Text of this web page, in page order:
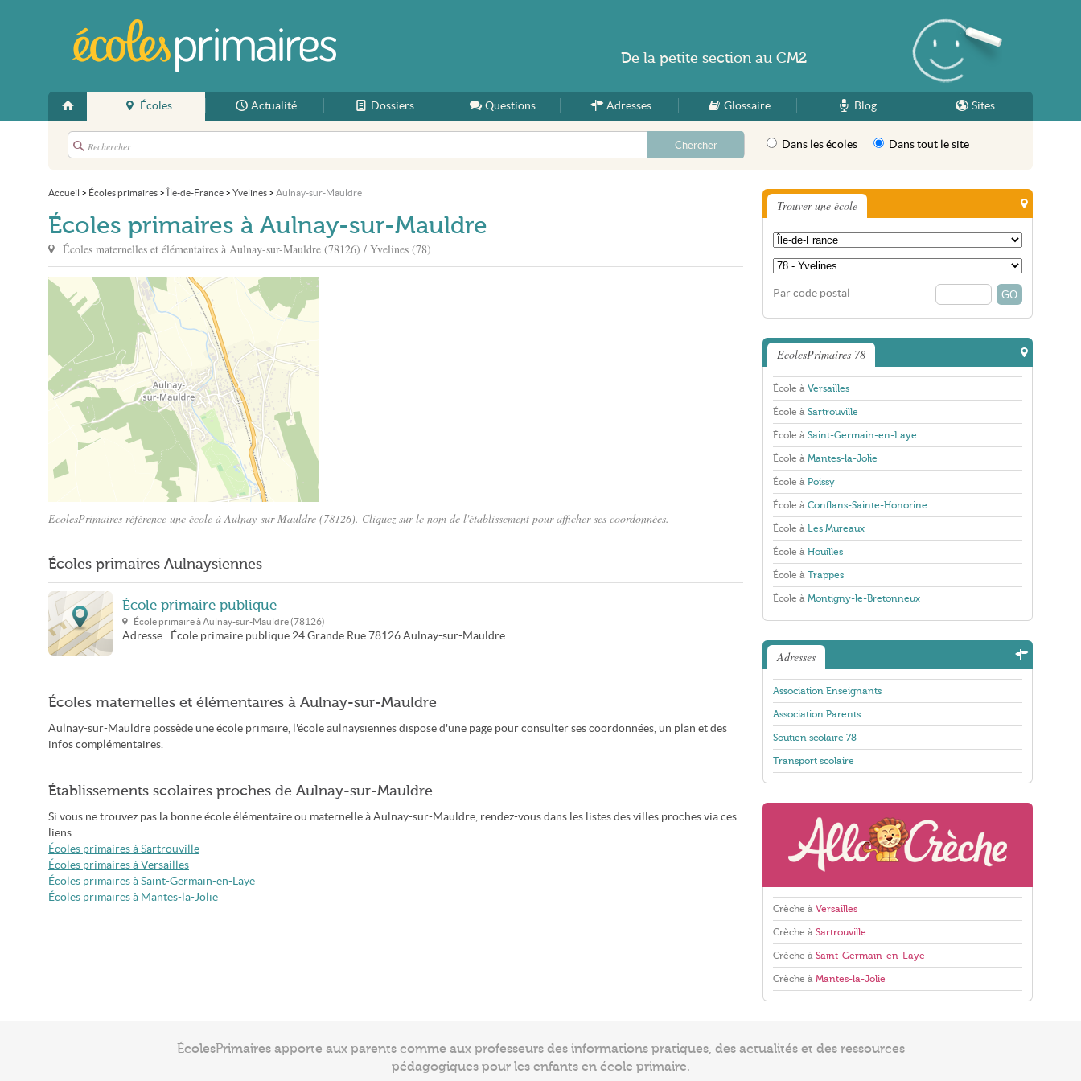
Accueil
Écoles Actualité Dossiers Questions Adresses Glossaire Blog Sites
Dans les écoles Dans tout le site
Accueil > Écoles primaires > Île-de-France > Yvelines > Aulnay-sur-Mauldre
Écoles primaires à Aulnay-sur-Mauldre
Écoles maternelles et élémentaires à Aulnay-sur-Mauldre (78126) / Yvelines (78)
EcolesPrimaires référence une école à Aulnay-sur-Mauldre (78126). Cliquez sur le nom de l'établissement pour afficher ses coordonnées.
Écoles primaires Aulnaysiennes
École primaire publique
École primaire àAulnay-sur-Mauldre (78126)
Adresse : École primaire publique 24 Grande Rue 78126 Aulnay-sur-Mauldre
Écoles maternelles et élémentaires à Aulnay-sur-Mauldre
Aulnay-sur-Mauldre possède une école primaire, l'école aulnaysiennes dispose d'une page pour consulter ses coordonnées, un plan et des
infos complémentaires.
Établissements scolaires proches de Aulnay-sur-Mauldre
Si vous ne trouvez pas la bonne école élémentaire ou maternelle à Aulnay-sur-Mauldre, rendez-vous dans les listes des villes proches via ces
liens :
Écoles primaires à Sartrouville
Écoles primaires à Versailles
Écoles primaires à Saint-Germain-en-Laye
Écoles primaires à Mantes-la-Jolie
Trouver une école
Par code postal
EcolesPrimaires 78
École à Versailles
École à Sartrouville
École à Saint-Germain-en-Laye
École à Mantes-la-Jolie
École à Poissy
École à Conflans-Sainte-Honorine
École à Les Mureaux
École à Houilles
École à Trappes
École à Montigny-le-Bretonneux
Adresses
Association Enseignants
Association Parents
Soutien scolaire 78
Transport scolaire
Crèche à Versailles
Crèche à Sartrouville
Crèche à Saint-Germain-en-Laye
Crèche à Mantes-la-Jolie
De la petite section au CM2
ÉcolesPrimaires apporte aux parents comme aux professeurs des informations pratiques, des actualités et des ressources
pédagogiques pour les enfants en école primaire.